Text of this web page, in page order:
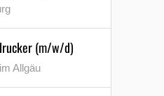
(m/w/d)
Allgäu